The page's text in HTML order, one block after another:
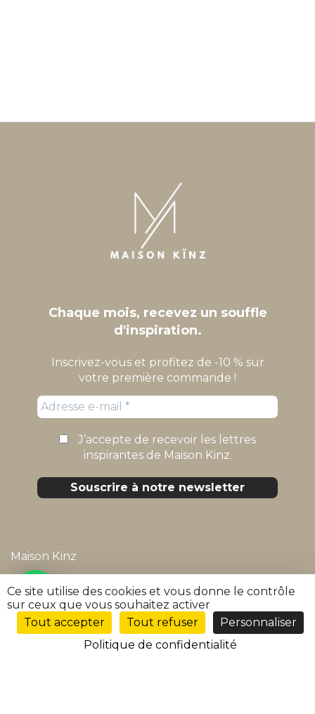
Chaque mois, recevez un souffle
d'inspiration.
Inscrivez-vous et profitez de -10 % sur
votre première commande !
J’accepte de recevoir les lettres
inspirantes de Maison Kïnz.
Maison Kïnz
Mentions légales
Politique de confidentialité
Conditions générales de vente
FR
Ce site utilise des cookies et vous donne le contrôle
sur ceux que vous souhaitez activer
Tout accepter
Tout refuser
Personnaliser
Politique de confidentialité